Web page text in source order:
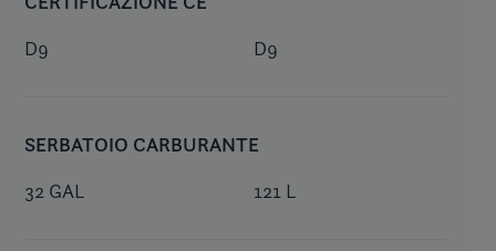
D9 D9
SERBATOIO CARBURANTE
32 GAL 121 L